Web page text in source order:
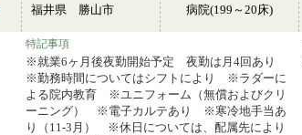
福井県 勝山市 病院(199～20床)
特記事項
※就業6ヶ月後夜勤開始予定 夜勤は月4回あり
※勤務時間についてはシフトにより ※ラダーに
よる院内教育 ※ユニフォーム（無償およびクリ
ーニング） ※電子カルテあり ※寒冷地手当あ
り（11-3月） ※休日については、配属先により